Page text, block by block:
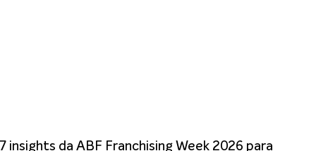
7 insights da ABF Franchising Week 2026 para